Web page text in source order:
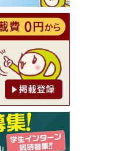
品20％OFF ※18時以
（ピアクオーレ））
価 鼻毛脱毛 半額 2,2
ワックス脱毛サロン Mi
カール 3,850円→ 2,7
ール））